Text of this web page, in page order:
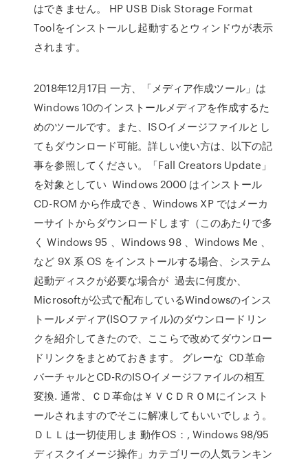
はできません。 HP USB Disk Storage Format
Toolをインストールし起動するとウィンドウが表示
されます。
2018年12月17日 一方、「メディア作成ツール」は
Windows 10のインストールメディアを作成するた
めのツールです。また、ISOイメージファイルとし
てもダウンロード可能。詳しい使い方は、以下の記
事を参照してください。「Fall Creators Update」
を対象としてい Windows 2000 はインストール
CD-ROM から作成でき、Windows XP ではメーカ
ーサイトからダウンロードします（このあたりで多
く Windows 95 、Windows 98 、Windows Me 、
など 9X 系 OS をインストールする場合、システム
起動ディスクが必要な場合が 過去に何度か、
Microsoftが公式で配布しているWindowsのインス
トールメディア(ISOファイル)のダウンロードリン
クを紹介してきたので、ここらで改めてダウンロー
ドリンクをまとめておきます。 グレーな CD革命
バーチャルとCD-RのISOイメージファイルの相互
変換. 通常、ＣＤ革命は￥ＶＣＤＲＯＭにインスト
ールされますのでそこに解凍してもいいでしょう。
ＤＬＬは一切使用しま 動作OS：, Windows 98/95
ディスクイメージ操作」カテゴリーの人気ランキン